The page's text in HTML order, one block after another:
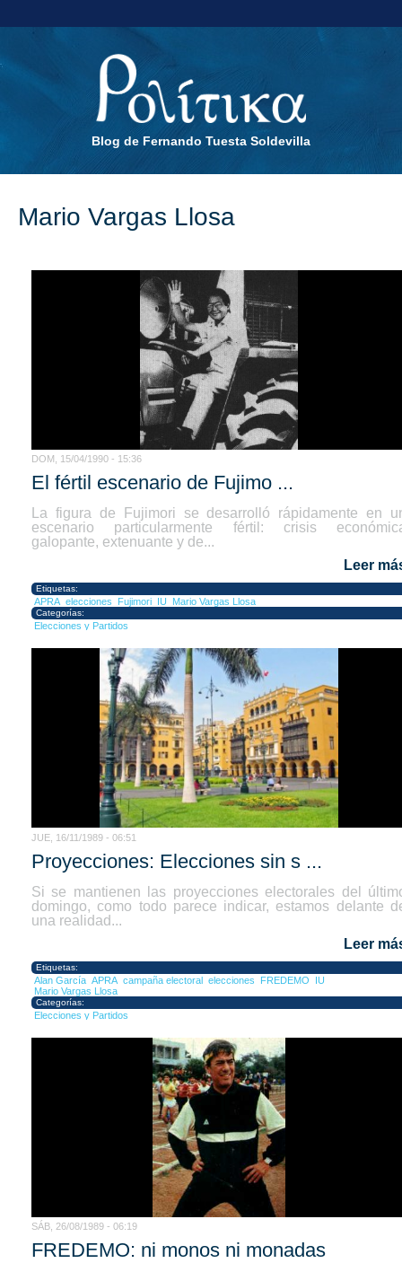
Blog de Fernando Tuesta Soldevilla
Mario Vargas Llosa
DOM, 15/04/1990 - 15:36
El fértil escenario de Fujimo ...
La figura de Fujimori se desarrolló rápidamente en
escenario particularmente fértil: crisis
galopante, extenuante y de...
Leer
Etiquetas:
APRA elecciones Fujimori IU Mario Vargas Llosa
Categorías:
Elecciones y Partidos
JUE, 16/11/1989 - 06:51
Proyecciones: Elecciones sin s ...
Si se mantienen las proyecciones electorales del
domingo, como todo parece indicar, estamos delante
una realidad...
Leer
Etiquetas:
Alan García APRA campaña electoral elecciones FREDEMO
IU
Mario Vargas Llosa
Categorías:
Elecciones y Partidos
SÁB, 26/08/1989 - 06:19
FREDEMO: ni monos ni monadas